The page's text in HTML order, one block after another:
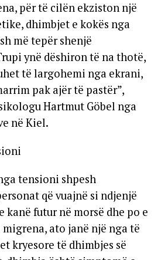
për të cilën ekziston një
dhimbjet e kokës nga
më tepër shenjë
ynë dëshiron të na thotë,
të largohemi nga ekrani,
pak ajër të pastër”,
Hartmut Göbel nga
në Kiel.
tensioni shpesh
që vuajnë si ndjenjë
kanë futur në morsë dhe po e
ato janë një nga të
kryesore të dhimbjes së